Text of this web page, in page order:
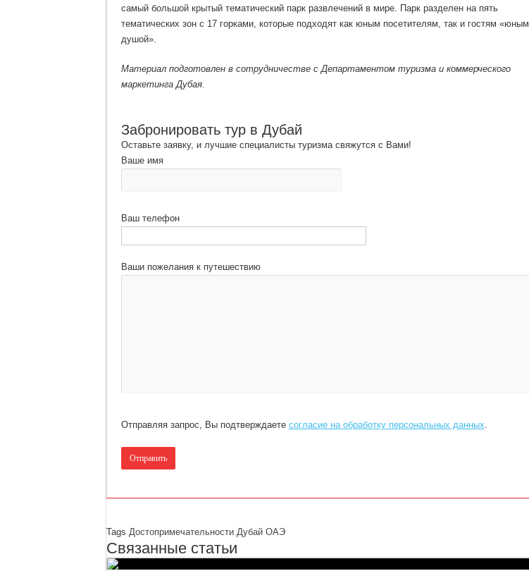
самый большой крытый тематический парк развлечений в мире. Парк разделен на пять
тематических зон с 17 горками, которые подходят как юным посетителям, так и гостям «юным
душой».
Материал подготовлен в сотрудничестве с Департаментом туризма и коммерческого
маркетинга Дубая.
Забронировать тур в Дубай
Оставьте заявку, и лучшие специалисты туризма свяжутся с Вами!
Ваше имя
Ваш телефон
Ваши пожелания к путешествию
Отправляя запрос, Вы подтверждаете согласие на обработку персональных данных.
Tags Достопримечательности Дубай ОАЭ
Связанные статьи